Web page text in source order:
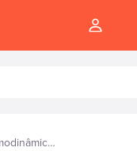
Termodinâmica: fundamentos e aplicações – E-book